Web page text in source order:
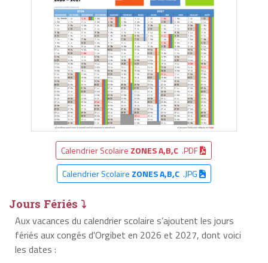
Calendrier Scolaire ZONES A,B,C .PDF
Calendrier Scolaire ZONES A,B,C.JPG
Jours Fériés ⤵
Aux vacances du calendrier scolaire s’ajoutent les jours
fériés aux congés d'Orgibet en 2026 et 2027, dont voici
les dates :